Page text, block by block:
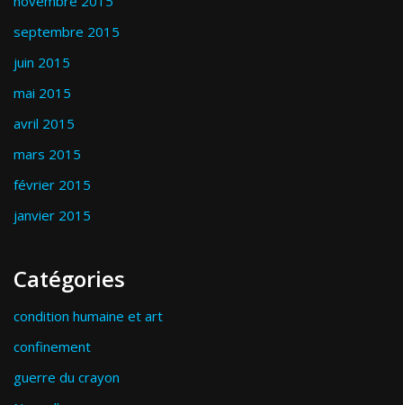
septembre 2015
juin 2015
mai 2015
avril 2015
mars 2015
février 2015
janvier 2015
Catégories
condition humaine et art
confinement
guerre du crayon